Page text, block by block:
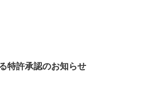
特許承認のお知らせ